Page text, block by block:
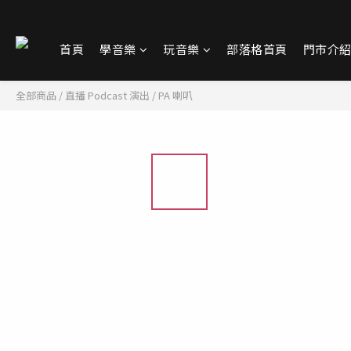
首頁 學音樂 玩音樂 部落格首頁 門市介紹
全部商品 / 直播 Podcast 演出 / PA 喇叭